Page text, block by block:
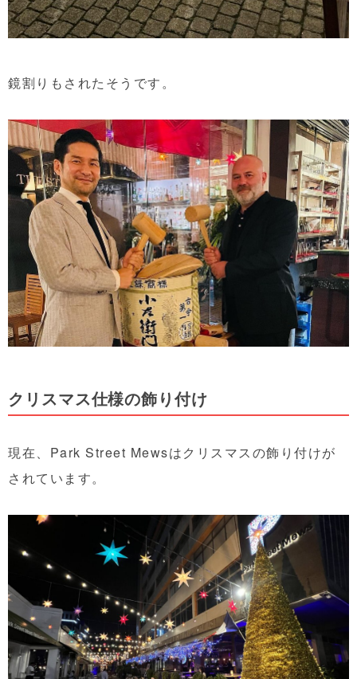
鏡割りもされたそうです。
クリスマス仕様の飾り付け
現在、Park Street Mewsはクリスマスの飾り付けが
されています。